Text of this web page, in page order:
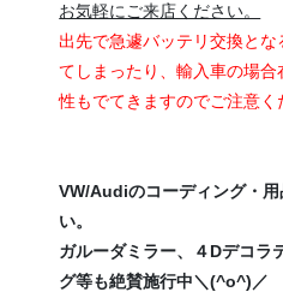
お気軽にご来店ください。
出先で急遽バッテリ交換と
てしまったり、輸入車の場
性もでてきますのでご注意
VW/Audiのコーディング・
い。
ガルーダミラー、４Dデコラ
グ等も絶賛施行中＼(^o^)／